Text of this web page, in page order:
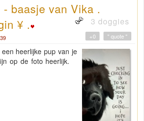
baasje van Vika .
¥ .
3 doggies
" quote "
+0
heerlijke pup van je
op de foto heerlijk.